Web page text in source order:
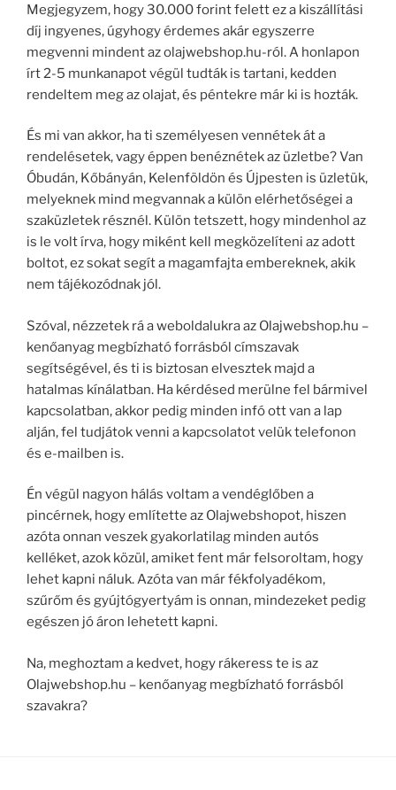
Megjegyzem, hogy 30.000 forint felett ez a kiszállítási
díj ingyenes, úgyhogy érdemes akár egyszerre
megvenni mindent az olajwebshop.hu-ról. A honlapon
írt 2-5 munkanapot végül tudták is tartani, kedden
rendeltem meg az olajat, és péntekre már ki is hozták.
És mi van akkor, ha ti személyesen vennétek át a
rendelésetek, vagy éppen benéznétek az üzletbe? Van
Óbudán, Kőbányán, Kelenföldön és Újpesten is üzletük,
melyeknek mind megvannak a külön elérhetőségei a
szaküzletek résznél. Külön tetszett, hogy mindenhol az
is le volt írva, hogy miként kell megközelíteni az adott
boltot, ez sokat segít a magamfajta embereknek, akik
nem tájékozódnak jól.
Szóval, nézzetek rá a weboldalukra az Olajwebshop.hu –
kenőanyag megbízható forrásból címszavak
segítségével, és ti is biztosan elvesztek majd a
hatalmas kínálatban. Ha kérdésed merülne fel bármivel
kapcsolatban, akkor pedig minden infó ott van a lap
alján, fel tudjátok venni a kapcsolatot velük telefonon
és e-mailben is.
Én végül nagyon hálás voltam a vendéglőben a
pincérnek, hogy említette az Olajwebshopot, hiszen
azóta onnan veszek gyakorlatilag minden autós
kelléket, azok közül, amiket fent már felsoroltam, hogy
lehet kapni náluk. Azóta van már fékfolyadékom,
szűrőm és gyújtógyertyám is onnan, mindezeket pedig
egészen jó áron lehetett kapni.
Na, meghoztam a kedvet, hogy rákeress te is az
Olajwebshop.hu – kenőanyag megbízható forrásból
szavakra?